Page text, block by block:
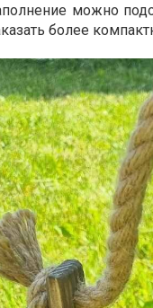
можно
более